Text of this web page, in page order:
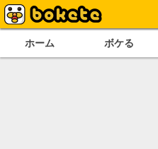
ホーム ボケる